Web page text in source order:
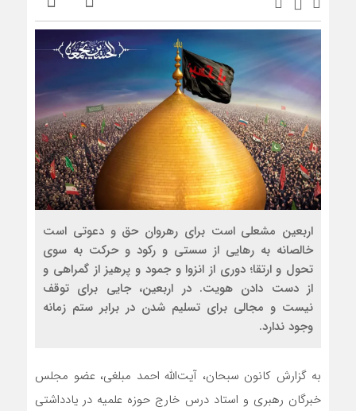
اربعین مشعلی است برای رهروان حق و دعوتی است
خالصانه به رهایی از سستی و رکود و حرکت به سوی
تحول و ارتقا؛ دوری از انزوا و جمود و پرهیز از گمراهی و
از دست دادن هویت. در اربعین، جایی برای توقف
نیست و مجالی برای تسلیم شدن در برابر ستم زمانه
وجود ندارد.
به گزارش کانون سبحان، آیت‌الله احمد مبلغی، عضو مجلس
خبرگان رهبری و استاد درس خارج حوزه علمیه در یادداشتی